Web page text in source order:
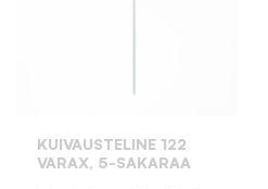
KUIVAUSTELINE 122
VARAX, 5-SAKARAA